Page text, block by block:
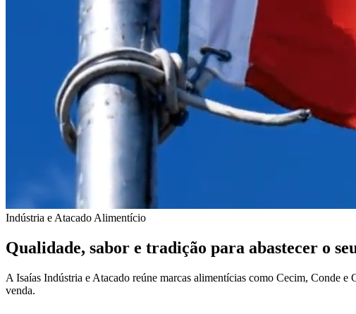
Indústria e Atacado Alimentício
Qualidade, sabor e tradição para abastecer o
A Isaías Indústria e Atacado reúne marcas alimentícias como Cecim, Conde e
venda.